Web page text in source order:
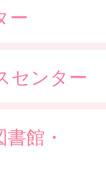
ー
センター
館・